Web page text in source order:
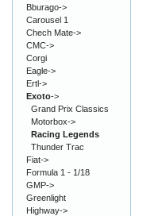
Bburago->
Carousel 1
Chech Mate->
CMC->
Corgi
Eagle->
Ertl->
Exoto->
Grand Prix Classics
Motorbox->
Racing Legends
Thunder Trac
Fiat->
Formula 1 - 1/18
GMP->
Greenlight
Highway->